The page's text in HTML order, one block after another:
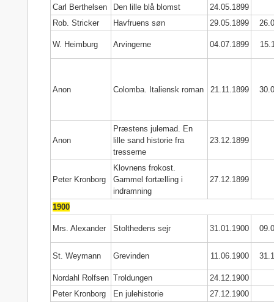
Carl Berthelsen Den lille blå blomst
24.05.1899
Rob. Stricker
Havfruens søn 29.05.1899
W. Heimburg Arvingerne 04.07.1899
Anon Colomba. Italiensk roman 21.11.1899
Anon
Præstens julemad. En
lille sand historie fra
tresserne
23.12.1899
Peter Kronborg
Klovnens frokost.
Gammel fortælling i
indramning
27.12.1899
1900
Mrs. Alexander Stolthedens sejr 31.01.1900
St. Weymann Grevinden 11.06.1900
Nordahl Rolfsen Troldungen
24.12.1900
Peter Kronborg
En julehistorie 27.12.1900